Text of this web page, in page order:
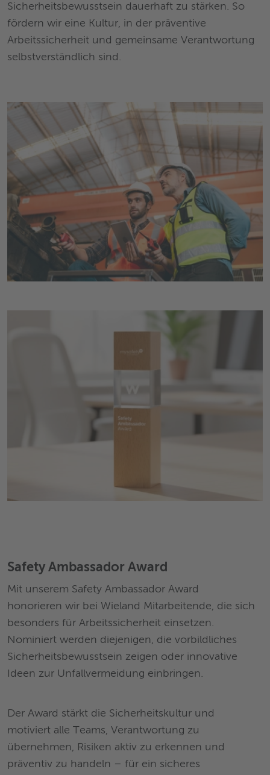
Sicherheitsbewusstsein dauerhaft zu stärken. So
fördern wir eine Kultur, in der präventive
Arbeitssicherheit und gemeinsame Verantwortung
selbstverständlich sind.
Safety Ambassador Award
Mit unserem Safety Ambassador Award
honorieren wir bei Wieland Mitarbeitende, die sich
besonders für Arbeitssicherheit einsetzen.
Nominiert werden diejenigen, die vorbildliches
Sicherheitsbewusstsein zeigen oder innovative
Ideen zur Unfallvermeidung einbringen.
Der Award stärkt die Sicherheitskultur und
motiviert alle Teams, Verantwortung zu
übernehmen, Risiken aktiv zu erkennen und
präventiv zu handeln – für ein sicheres